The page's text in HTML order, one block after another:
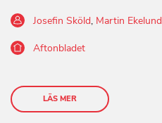
Josefin Sköld, Martin Ekelund
Aftonbladet
LÄS MER